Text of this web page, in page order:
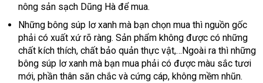
nông sản sạch Dũng Hà để mua.
Những bông súp lơ xanh mà bạn chọn mua thì nguồn gốc
phải có xuất xứ rõ ràng. Sản phẩm không được có những
chất kích thích, chất bảo quản thực vật,…Ngoài ra thì những
bông súp lơ xanh mà bạn mua phải có được màu sắc tươi
mới, phần thân săn chắc và cứng cáp, không mềm nhũn.